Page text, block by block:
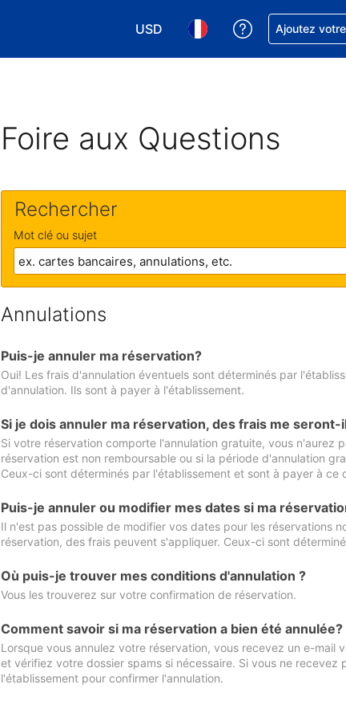
USD
Choisissez votre devise. Votre
Choisissez votre
Obtenez de
Ajoutez
Foire aux Questions
Rechercher
Mot clé ou sujet
Annulations
Puis-je annuler ma réservation?
Oui! Les frais d'annulation éventuels sont déterminés par
d'annulation. Ils sont à payer à l'établissement.
Si je dois annuler ma réservation, des frais me
Si votre réservation comporte l'annulation gratuite, vous n'aurez
réservation est non remboursable ou si la période d'annulation
Ceux-ci sont déterminés par l'établissement et sont à payer à ce
Puis-je annuler ou modifier mes dates si ma
Il n'est pas possible de modifier vos dates pour les réservations
réservation, des frais peuvent s'appliquer. Ceux-ci sont
Où puis-je trouver mes conditions d'annulation ?
Vous les trouverez sur votre confirmation de réservation.
Comment savoir si ma réservation a bien été annulée?
Lorsque vous annulez votre réservation, vous recevez un e-mail
et vérifiez votre dossier spams si nécessaire. Si vous ne
l'établissement pour confirmer l'annulation.